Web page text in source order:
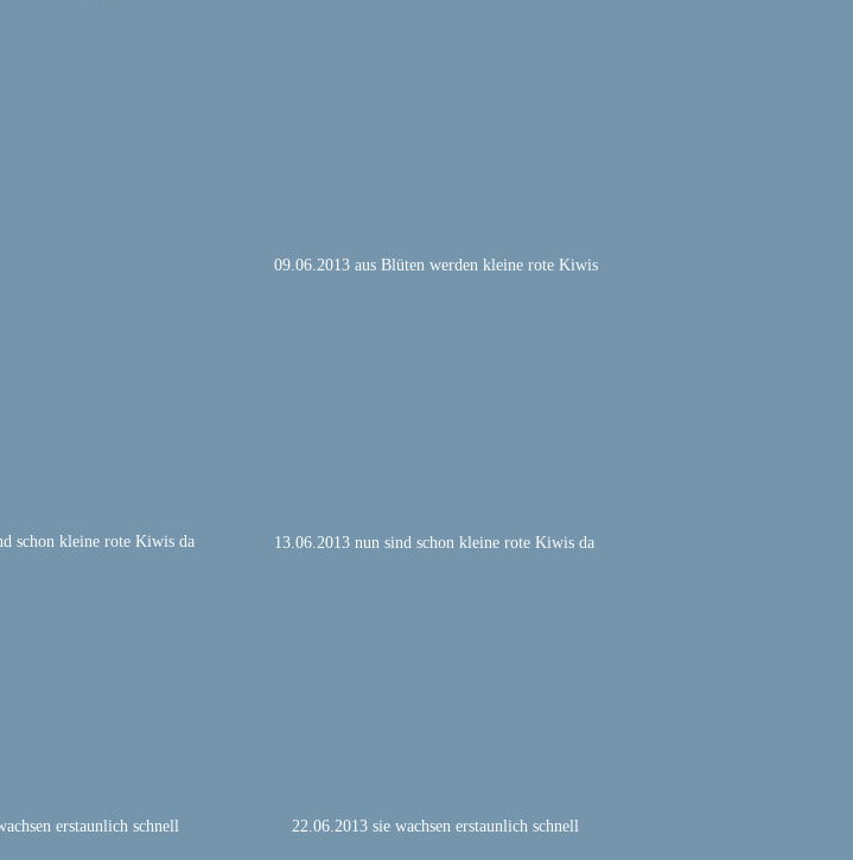
09.06.2013 aus Blüten werden kleine rote Kiwis
schon kleine rote Kiwis da 13.06.2013 nun sind schon kleine rote Kiwis da
erstaunlich schnell 22.06.2013 sie wachsen erstaunlich schnell